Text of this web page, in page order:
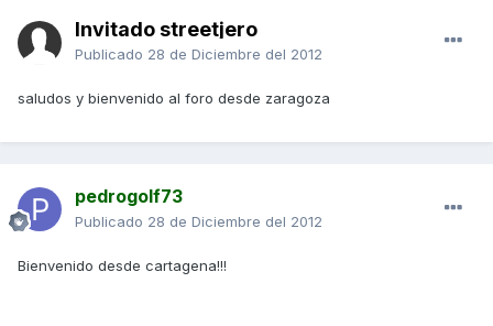
Invitado streetjero
Publicado 28 de Diciembre del 2012
saludos y bienvenido al foro desde zaragoza
pedrogolf73
Publicado 28 de Diciembre del 2012
Bienvenido desde cartagena!!!